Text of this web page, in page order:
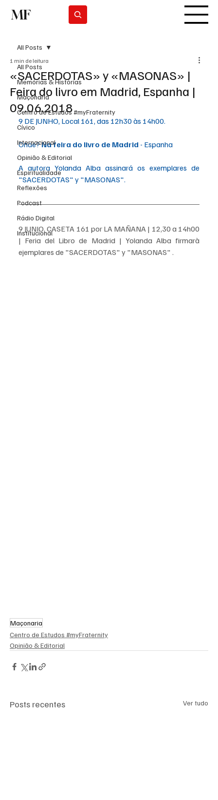
MF
All Posts
Memórias & Histórias
Maçonaria
Centro de Estudos #myFraternity
Cívico
Internacional
Opinião & Editorial
Espiritualidade
Reflexões
Podcast
Rádio Digital
Institucional
All Posts
«SACERDOTAS» y «MASONAS» |
Feira do livro em Madrid, Espanha |
09.06.2018
1 min de leitura
9 DE JUNHO, Local 161, das 12h30 às 14h00.
Onde? Na feira do livro de Madrid - Espanha
A autora Yolanda Alba assinará os exemplares de
"SACERDOTAS" y "MASONAS".
9 JUNIO, CASETA 161 por LA MAÑANA | 12,30 a 14h00
| Feria del Libro de Madrid | Yolanda Alba firmarà
ejemplares de "SACERDOTAS" y "MASONAS" .
Maçonaria
Centro de Estudos #myFraternity
Opinião & Editorial
Posts recentes Ver tudo